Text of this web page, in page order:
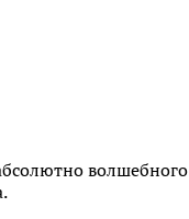
волшебного